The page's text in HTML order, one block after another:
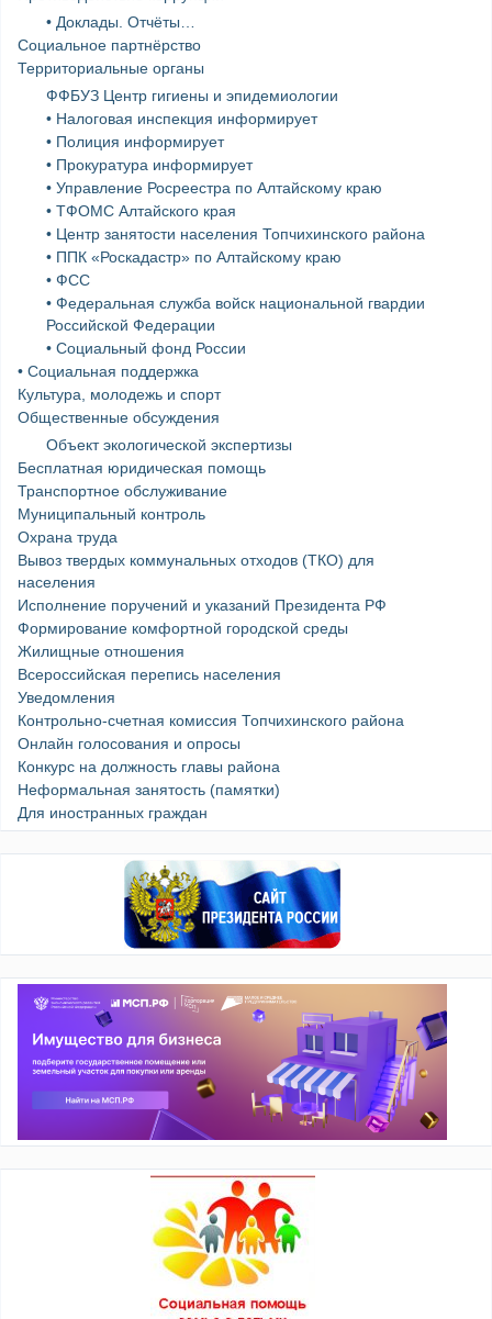
• Доклады. Отчёты…
Социальное партнёрство
Территориальные органы
ФФБУЗ Центр гигиены и эпидемиологии
• Налоговая инспекция информирует
• Полиция информирует
• Прокуратура информирует
• Управление Росреестра по Алтайскому краю
• ТФОМС Алтайского края
• Центр занятости населения Топчихинского района
• ППК «Роскадастр» по Алтайскому краю
• ФСС
• Федеральная служба войск национальной гвардии
Российской Федерации
• Социальный фонд России
• Социальная поддержка
Культура, молодежь и спорт
Общественные обсуждения
Объект экологической экспертизы
Бесплатная юридическая помощь
Транспортное обслуживание
Муниципальный контроль
Охрана труда
Вывоз твердых коммунальных отходов (ТКО) для
населения
Исполнение поручений и указаний Президента РФ
Формирование комфортной городской среды
Жилищные отношения
Всероссийская перепись населения
Уведомления
Контрольно-счетная комиссия Топчихинского района
Онлайн голосования и опросы
Конкурс на должность главы района
Неформальная занятость (памятки)
Для иностранных граждан